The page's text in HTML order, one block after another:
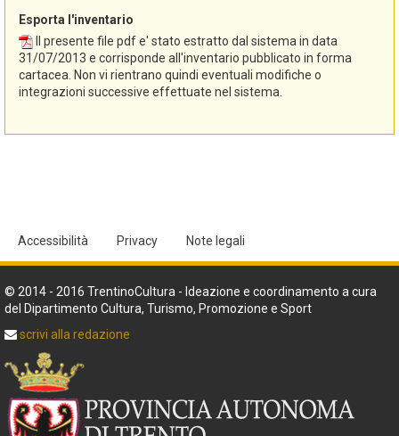
Esporta l'inventario
Il presente file pdf e' stato estratto dal sistema in data
31/07/2013 e corrisponde all'inventario pubblicato in forma
cartacea. Non vi rientrano quindi eventuali modifiche o
integrazioni successive effettuate nel sistema.
Accessibilità Privacy Note legali
© 2014 - 2016 TrentinoCultura - Ideazione e coordinamento a cura
del Dipartimento Cultura, Turismo, Promozione e Sport
scrivi alla redazione